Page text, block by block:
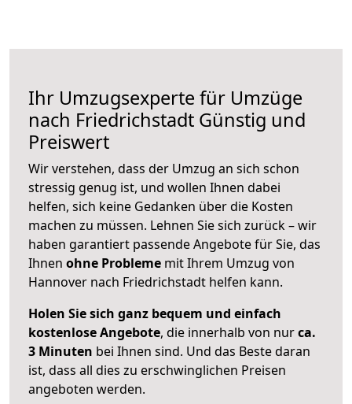
Ihr Umzugsexperte für Umzüge
nach Friedrichstadt Günstig und
Preiswert
Wir verstehen, dass der Umzug an sich schon
stressig genug ist, und wollen Ihnen dabei
helfen, sich keine Gedanken über die Kosten
machen zu müssen. Lehnen Sie sich zurück – wir
haben garantiert passende Angebote für Sie, das
Ihnen ohne Probleme mit Ihrem Umzug von
Hannover nach Friedrichstadt helfen kann.
Holen Sie sich ganz bequem und einfach
kostenlose Angebote, die innerhalb von nurca.
3 Minuten bei Ihnen sind. Und das Beste daran
ist, dass all dies zu erschwinglichen Preisen
angeboten werden.